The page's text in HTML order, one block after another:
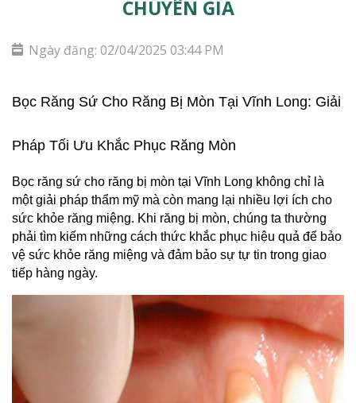
CHUYÊN GIA
Ngày đăng: 02/04/2025 03:44 PM
Bọc Răng Sứ Cho Răng Bị Mòn Tại Vĩnh Long: Giải
Pháp Tối Ưu Khắc Phục Răng Mòn
Bọc răng sứ cho răng bị mòn tại Vĩnh Long không chỉ là
một giải pháp thẩm mỹ mà còn mang lại nhiều lợi ích cho
sức khỏe răng miệng. Khi răng bị mòn, chúng ta thường
phải tìm kiếm những cách thức khắc phục hiệu quả để bảo
vệ sức khỏe răng miệng và đảm bảo sự tự tin trong giao
tiếp hàng ngày.